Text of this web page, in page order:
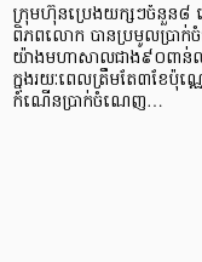
ក្រុមហ៊ុនប្រេងយក្សៗចំនួន៨
ពិភពលោក បានប្រមូលប្រា
យ៉ាងមហាសាលជាង៩០ពាន់ល
ក្នុងរយៈពេលត្រឹមតែ៣ខែប៉ុណ្
កំណើនប្រាក់ចំណេញ…